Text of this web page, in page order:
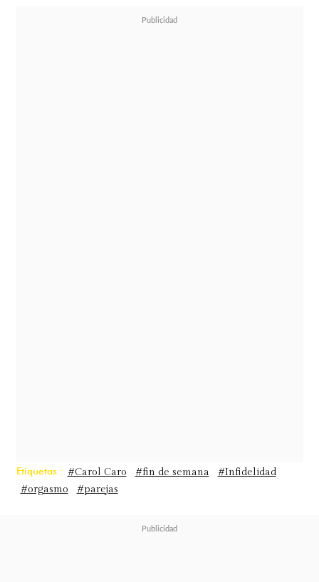
Etiquetas : #Carol Caro #fin de semana
#Infidelidad
#orgasmo
#parejas